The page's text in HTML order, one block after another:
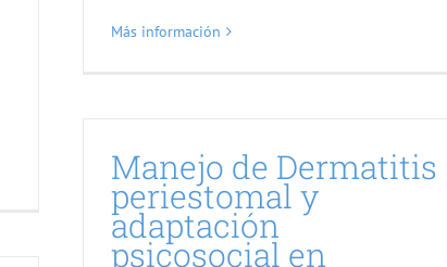
Más información
Manejo de Dermatitis
periestomal y
adaptación
psicosocial en